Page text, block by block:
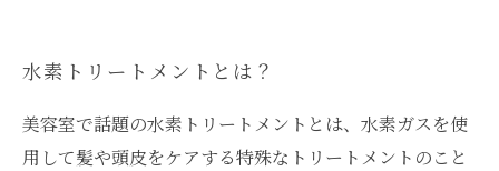
水素トリートメントとは？
美容室で話題の水素トリートメントとは、水素ガスを使
用して髪や頭皮をケアする特殊なトリートメントのこと